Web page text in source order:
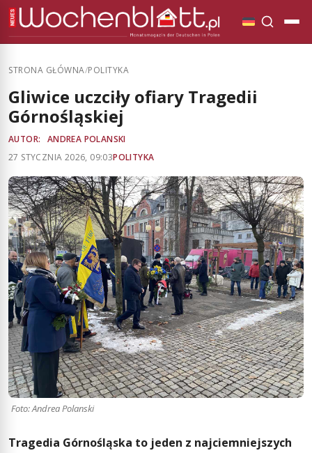
STRONA GŁÓWNA/POLITYKA
Gliwice uczciły ofiary Tragedii
Górnośląskiej
AUTOR:
ANDREA POLANSKI
27 STYCZNIA 2026, 09:03POLITYKA
Foto: Andrea Polanski
Tragedia Górnośląska to jeden z najciemniejszych